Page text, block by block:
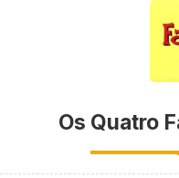
Os Quatro